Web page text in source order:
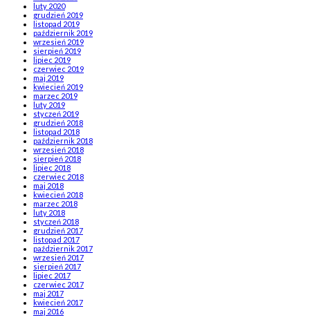
luty 2020
grudzień 2019
listopad 2019
październik 2019
wrzesień 2019
sierpień 2019
lipiec 2019
czerwiec 2019
maj 2019
kwiecień 2019
marzec 2019
luty 2019
styczeń 2019
grudzień 2018
listopad 2018
październik 2018
wrzesień 2018
sierpień 2018
lipiec 2018
czerwiec 2018
maj 2018
kwiecień 2018
marzec 2018
luty 2018
styczeń 2018
grudzień 2017
listopad 2017
październik 2017
wrzesień 2017
sierpień 2017
lipiec 2017
czerwiec 2017
maj 2017
kwiecień 2017
maj 2016